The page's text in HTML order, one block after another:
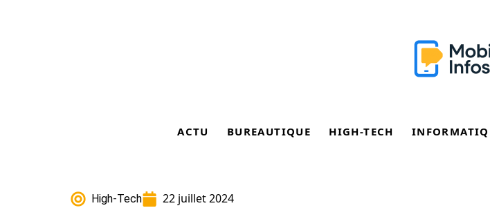
ACTU BUREAUTIQUE HIGH-TECH
High-Tech 22 juillet 2024